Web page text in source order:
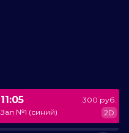
11:05
Зал №1 (синий)
300 руб.
2D